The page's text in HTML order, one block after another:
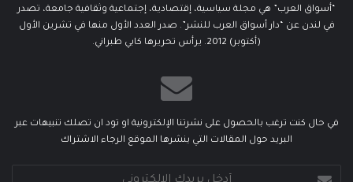
“أسواق العرب” هي مجلة سياسية، إقتصادية، إجتماعية وثقافية جامعة، تصدر
في لندن عن “دار أسواق العرب للنشر”. صدر العدد الأول منها في تشرين الأول
(أكتوبر) 2012. يرأس تحريرها كابي طبراني.
في حال كنت ترغب بالحصول على نشرتنا الإلكترونية او تود ان تصلك تنبيهات عبر
البريد حول المقالات التي ينشرها الموقع الرجاء الاشتراك